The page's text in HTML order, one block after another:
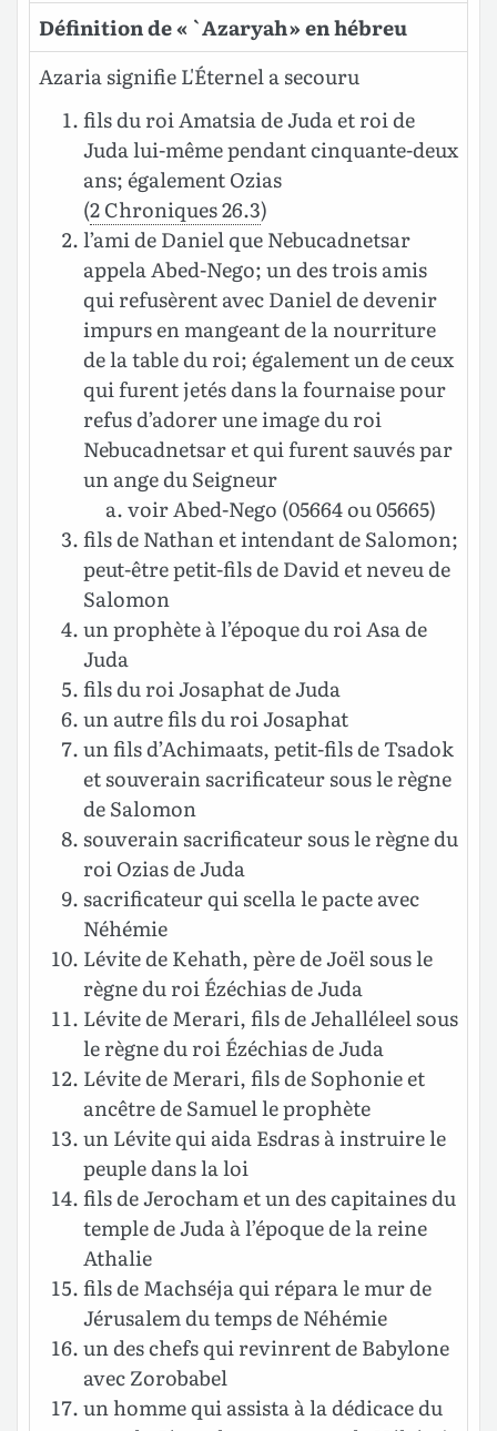
Définition de « `Azaryah » en hébreu
Azaria signifie L'Éternel a secouru
fils du roi Amatsia de Juda et roi de
Juda lui-même pendant cinquante-deux
ans; également Ozias
(2 Chroniques 26.3)
l’ami de Daniel que Nebucadnetsar
appela Abed-Nego; un des trois amis
qui refusèrent avec Daniel de devenir
impurs en mangeant de la nourriture
de la table du roi; également un de ceux
qui furent jetés dans la fournaise pour
refus d’adorer une image du roi
Nebucadnetsar et qui furent sauvés par
un ange du Seigneur
voir Abed-Nego (05664 ou 05665)
fils de Nathan et intendant de Salomon;
peut-être petit-fils de David et neveu de
Salomon
un prophète à l’époque du roi Asa de
Juda
fils du roi Josaphat de Juda
un autre fils du roi Josaphat
un fils d’Achimaats, petit-fils de Tsadok
et souverain sacrificateur sous le règne
de Salomon
souverain sacrificateur sous le règne du
roi Ozias de Juda
sacrificateur qui scella le pacte avec
Néhémie
Lévite de Kehath, père de Joël sous le
règne du roi Ézéchias de Juda
Lévite de Merari, fils de Jehalléleel sous
le règne du roi Ézéchias de Juda
Lévite de Merari, fils de Sophonie et
ancêtre de Samuel le prophète
un Lévite qui aida Esdras à instruire le
peuple dans la loi
fils de Jerocham et un des capitaines du
temple de Juda à l’époque de la reine
Athalie
fils de Machséja qui répara le mur de
Jérusalem du temps de Néhémie
un des chefs qui revinrent de Babylone
avec Zorobabel
un homme qui assista à la dédicace du